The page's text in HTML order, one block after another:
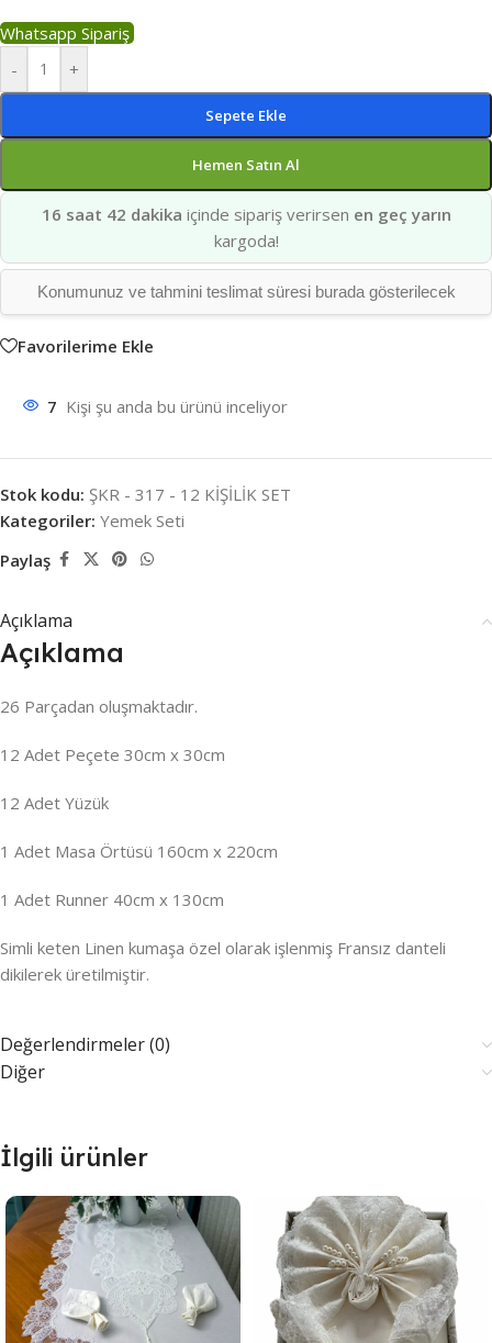
Whatsapp Sipariş
-
+
Sepete Ekle
Hemen Satın Al
16 saat 42 dakika içinde sipariş verirsen en geç yarın
kargoda!
Konumunuz ve tahmini teslimat süresi burada gösterilecek
Favorilerime Ekle
7 Kişi şu anda bu ürünü inceliyor
Stok kodu: ŞKR - 317 - 12 KİŞİLİK SET
Kategoriler: Yemek Seti
Paylaş
Açıklama
Açıklama
26 Parçadan oluşmaktadır.
12 Adet Peçete 30cm x 30cm
12 Adet Yüzük
1 Adet Masa Örtüsü 160cm x 220cm
1 Adet Runner 40cm x 130cm
Simli keten Linen kumaşa özel olarak işlenmiş Fransız danteli
dikilerek üretilmiştir.
Değerlendirmeler (0)
Diğer
İlgili ürünler